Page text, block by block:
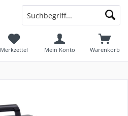
Warenkorb
Merkzettel Mein Konto